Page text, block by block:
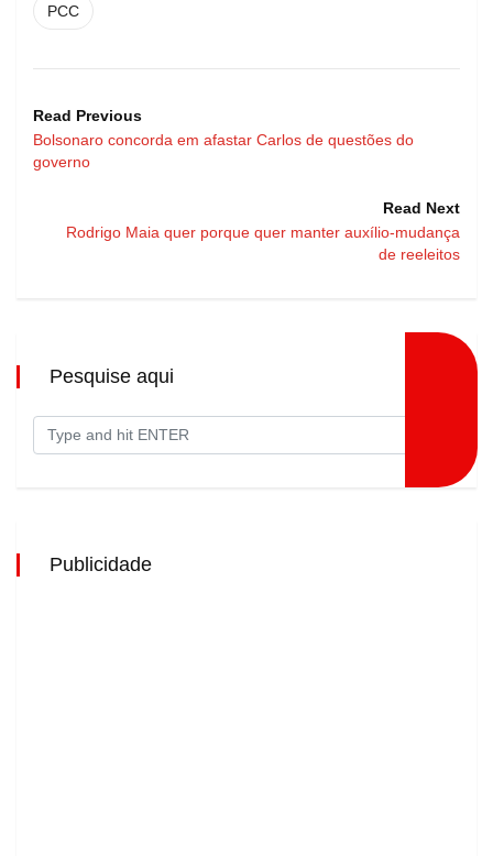
PCC
Read Previous
Bolsonaro concorda em afastar Carlos de questões do
governo
Read Next
Rodrigo Maia quer porque quer manter auxílio-mudança
de reeleitos
Pesquise aqui
Publicidade